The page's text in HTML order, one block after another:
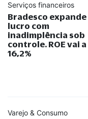
Serviços financeiros
Bradesco expande
lucro com
inadimplência sob
controle. ROE vai a
16,2%
Varejo & Consumo